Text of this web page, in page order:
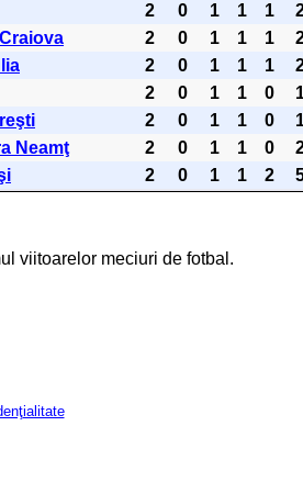
2 0 1 1 1
2 0 1 1 1
2 0 1 1 1
2 0 1 1 0
2 0 1 1 0
Neamţ 2 0 1 1 0
2 0 1 1 2
viitoarelor meciuri de fotbal.